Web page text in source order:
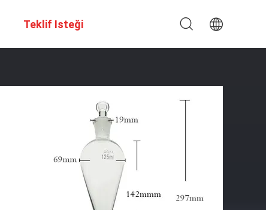
Teklif Isteği